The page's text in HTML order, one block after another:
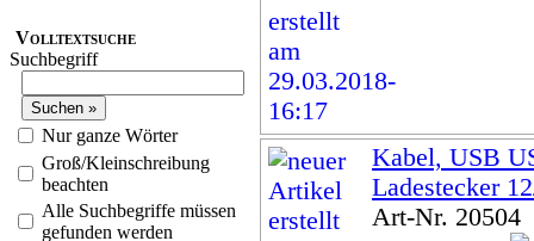
Volltextsuche
Suchbegriff
Nur ganze Wörter
Groß/Kleinschreibung
beachten
Alle Suchbegriffe müssen
gefunden werden
Kabel, USB
Ladestecker
Art-Nr. 20504